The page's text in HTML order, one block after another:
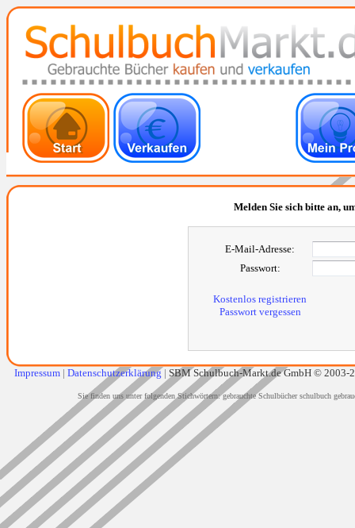
Melden Sie sich bitte an,
E-Mail-Adresse:
Passwort:
Kostenlos registrieren
Passwort vergessen
Impressum | Datenschutzerklärung | SBM Schulbuch-Markt.de GmbH © 2003-
Sie finden uns unter folgenden Stichwörtern: gebrauchte Schulbücher schulbuch